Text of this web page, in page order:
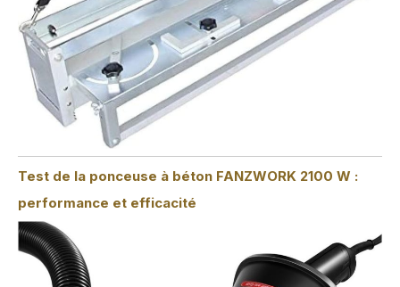
Test de la ponceuse à béton FANZWORK 2100 W :
performance et efficacité